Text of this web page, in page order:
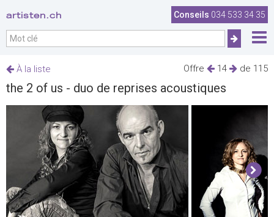
artisten.ch Conseils 034 533 34 35
Offre 14 de 115
À la liste
the 2 of us - duo de reprises acoustiques